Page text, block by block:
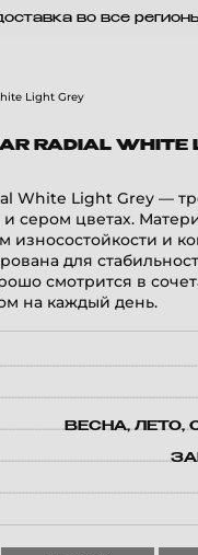
во все
RADIAL WHITE
White Light Grey —
сером цветах.
износостойкости и
для
смотрится в
на каждый день.
ВЕСНА, ЛЕТО,